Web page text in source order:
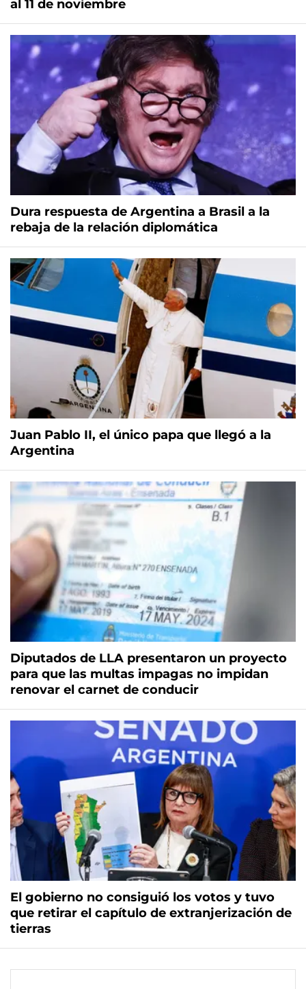
al 11 de noviembre
Dura respuesta de Argentina a Brasil a la
rebaja de la relación diplomática
Juan Pablo II, el único papa que llegó a la
Argentina
Diputados de LLA presentaron un proyecto
para que las multas impagas no impidan
renovar el carnet de conducir
El gobierno no consiguió los votos y tuvo
que retirar el capítulo de extranjerización de
tierras